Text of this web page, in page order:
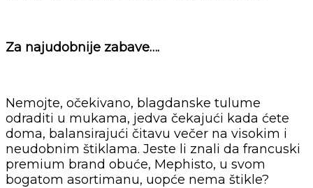
Za najudobnije zabave….
Nemojte, očekivano, blagdanske tulume
odraditi u mukama, jedva čekajući kada ćete
doma, balansirajući čitavu večer na visokim i
neudobnim štiklama. Jeste li znali da francuski
premium brand obuće, Mephisto, u svom
bogatom asortimanu, uopće nema štikle?